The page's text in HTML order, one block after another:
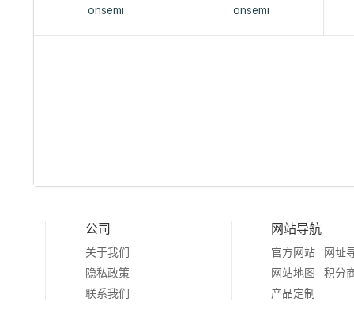
onsemi
onsemi
公司
关于我们
隐私政策
联系我们
网站导航
官方网站
网址
网站地图
积分
产品定制